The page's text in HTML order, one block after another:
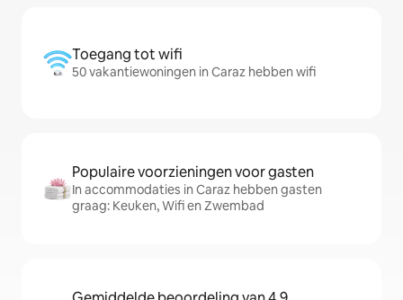
Toegang tot wifi
50 vakantiewoningen in Caraz hebben wifi
Populaire voorzieningen voor gasten
In accommodaties in Caraz hebben gasten
graag: Keuken, Wifi en Zwembad